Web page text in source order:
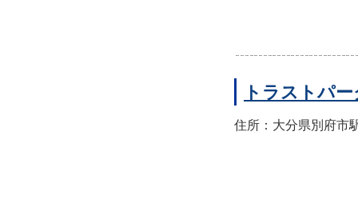
トラストパ
住所：大分県別府市